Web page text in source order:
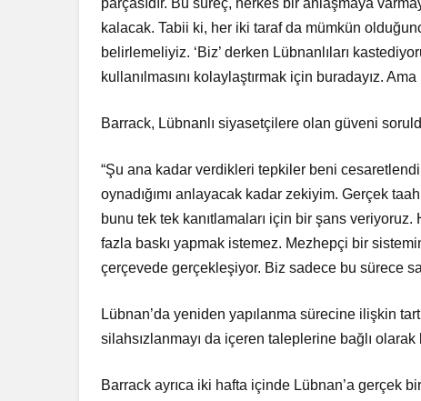
parçasıdır. Bu süreç, herkes bir anlaşmaya
kalacak. Tabii ki, her iki taraf da mümkün
belirlemeliyiz. ‘Biz’ derken Lübnanlıları
kullanılmasını kolaylaştırmak için buradayız.
Barrack, Lübnanlı siyasetçilere olan güveni
“Şu ana kadar verdikleri tepkiler beni
oynadığımı anlayacak kadar zekiyim. Gerçek
bunu tek tek kanıtlamaları için bir şans
fazla baskı yapmak istemez. Mezhepçi bir
çerçevede gerçekleşiyor. Biz sadece bu sürece
Lübnan’da yeniden yapılanma sürecine ilişkin
silahsızlanmayı da içeren taleplerine bağlı olarak
Barrack ayrıca iki hafta içinde Lübnan’a gerçek